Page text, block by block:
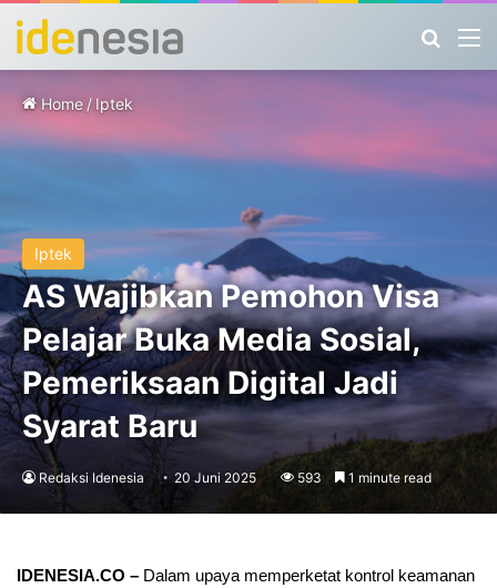
Home / Iptek
Iptek
AS Wajibkan Pemohon Visa
Pelajar Buka Media Sosial,
Pemeriksaan Digital Jadi
Syarat Baru
Redaksi Idenesia 20 Juni 2025 593 1 minute read
IDENESIA.CO – Dalam upaya memperketat kontrol keamanan